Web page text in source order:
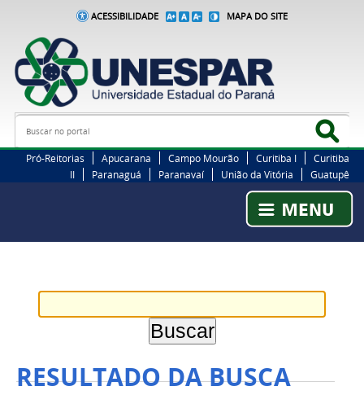
ACESSIBILIDADE MAPA DO SITE
Busca
Pró-Reitorias Apucarana Campo Mourão Curitiba I
Curitiba
II
Paranaguá Paranavaí União da Vitória Guatupê
RESULTADO DA BUSCA